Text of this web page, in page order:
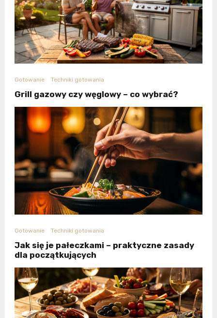
Gotowanie Techniki gotowania
Grill gazowy czy węglowy – co wybrać?
Gotowanie Techniki gotowania
Jak się je pałeczkami – praktyczne zasady
dla początkujących